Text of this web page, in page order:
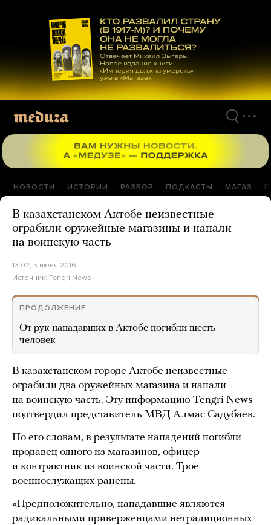
материалам
НОВОСТИ ИСТОРИИ РАЗБОР ПОДКАСТЫ МАГАЗ
В казахстанском Актобе неизвестные
ограбили оружейные магазины и напали
на воинскую часть
13:02, 5 июня 2016
Источник: Tengri News
ПРОДОЛЖЕНИЕ
От рук нападавших в Актобе погибли шесть
человек
В казахстанском городе Актобе неизвестные
ограбили два оружейных магазина и напали
на воинскую часть. Эту информацию Tengri News
подтвердил представитель МВД Алмас Садубаев.
По его словам, в результате нападений погибли
продавец одного из магазинов, офицер
и контрактник из воинской части. Трое
военнослужащих ранены.
«Предположительно, нападавшие являются
радикальными приверженцами нетрадиционных